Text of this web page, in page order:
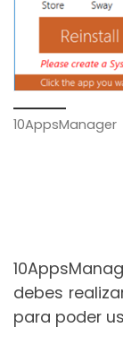
10AppsManager
debes
para poder